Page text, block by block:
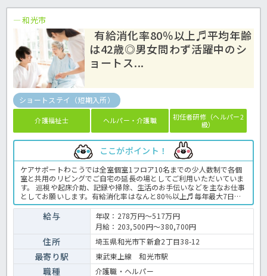
和光市
有給消化率80％以上♬平均年齢
は42歳◎男女問わず活躍中のシ
ョートス...
ショートステイ（短期入所）
介護福祉士 ヘルパー・介護職
初任者研修（ヘルパー2
級）
ここがポイント！
ケアサポートわこうでは全室個室1フロア10名までの少人数制で各個
室と共用のリビングでご自宅の延長の場としてご利用いただいていま
す。 巡視や起床介助、記録や掃除、生活のお手伝いなどを主なお仕事
としてお願いします。有給消化率はなんと80％以上♬毎年最大7日間
のリフレッシュ休暇も取得可能です！各種研修制度も充実しています
ので、ステップアップを目指す方にもおすすめの求人です。平均年齢
は42歳、男女比は4：6と男性も多く活躍されていますよ！ご興味をお
持ちの方はお気軽にほっ介護までお問合せ下さいね♪ショートステイ
での介護業務全般です。 ＜介護職 正職員 ショートステイの求人＞
給与
年収：278万円～517万円
月給：203,500円～380,700円
住所 埼玉県和光市下新倉2丁目38-12
最寄り駅 東武東上線 和光市駅
職種 介護職・ヘルパー